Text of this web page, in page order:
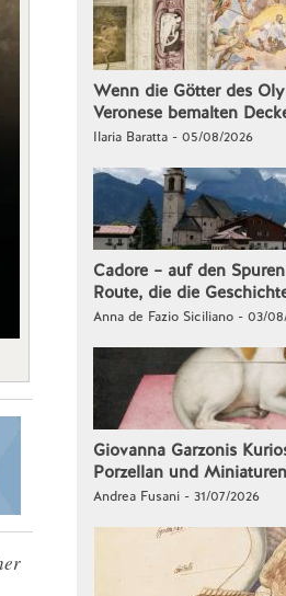
Wenn die Götter des
Veronese bemalten
Ilaria Baratta - 05/08/2026
Cadore – auf den
Route, die die
Anna de Fazio Siciliano - 03/
Giovanna Garzonis
Porzellan und Miniaturen
Andrea Fusani - 31/07/2026